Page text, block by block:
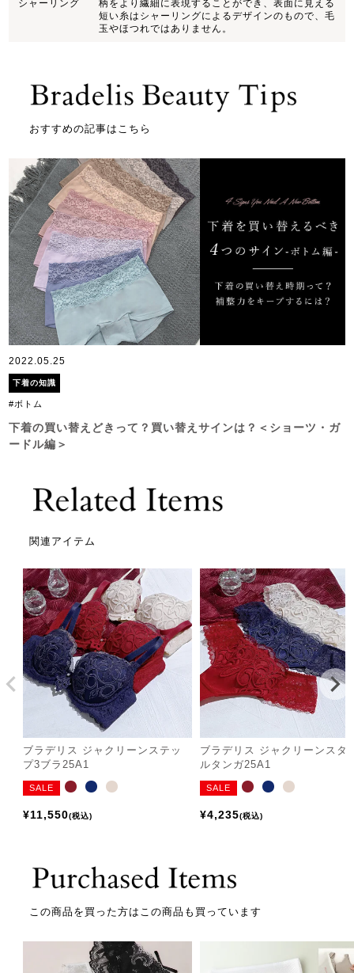
シャーリング
柄をより繊細に表現することができ、表面に見える
短い糸はシャーリングによるデザインのもので、毛
玉やほつれではありません。
おすすめの記事はこちら
2022.05.25
下着の知識
#ボトム
下着の買い替えどきって？買い替えサインは？＜ショーツ・ガ
ードル編＞
関連アイテム
ブラデリス ジャクリーンステッ
プ3ブラ25A1
SALE
¥11,550 税込
ブラデリス ジャクリーンスタ
ルタンガ25A1
SALE
¥4,235 税込
この商品を買った方はこの商品も買っています